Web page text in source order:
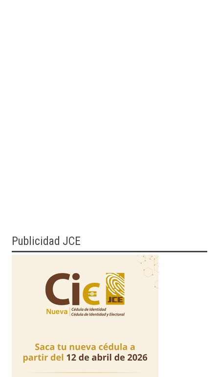
Publicidad JCE